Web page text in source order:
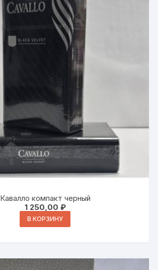
Кавалло компакт черный
1 250,00 ₽
В КОРЗИНУ